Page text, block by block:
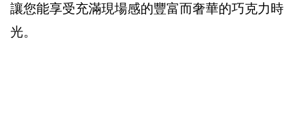
讓您能享受充滿現場感的豐富而奢華的巧克力時
光。